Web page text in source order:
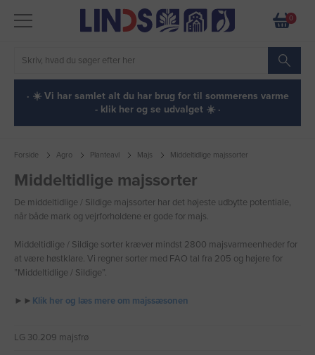
0
· ☀️ Vi har samlet alt du har brug for til sommerens varme
- klik her og se udvalget ☀️ ·
Forside Agro Planteavl Majs Middeltidlige majssorter
Middeltidlige majssorter
De middeltidlige / Sildige majssorter har det højeste udbytte potentiale,
når både mark og vejrforholdene er gode for majs.
Middeltidlige / Sildige sorter kræver mindst 2800 majsvarmeenheder for
at være høstklare. Vi regner sorter med FAO tal fra 205 og højere for
”Middeltidlige / Sildige”.
►► Klik her og læs mere om majssæsonen
LG 30.209 majsfrø